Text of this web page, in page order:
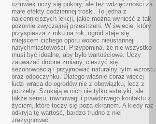
człowiek uczy się pokory, ale też wdzięczności za
małe efekty codziennej troski. To jedna z
najcenniejszych lekcji, jakie można wynieść z tak
pozornie zwyczajnej przestrzeni. W świecie, który
przyspiesza z roku na rok, ogród staje się
miejscem cichego oporu wobec nieustannej
natychmiastowości. Przypomina, że nie wszystko
musi być idealne, aby było wartościowe. Uczy
zauważać drobne zmiany, cieszyć się
sezonowością i przyjmować naturalny rytm wzrostu
oraz odpoczynku. Dlatego właśnie coraz więcej
ludzi wraca do ogrodów nie z obowiązku, lecz z
potrzeby. Szukają w nich nie tylko estetyki, ale
także sensu, równowagi i prawdziwego kontaktu z
życiem, które toczy się poza ekranem. A kiedy raz
odkryją tę wartość, bardzo trudno z niej
zrezygnować.